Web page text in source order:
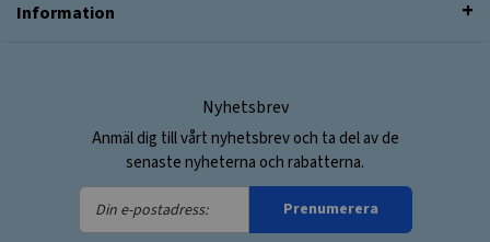
Information
Nyhetsbrev
Anmäl dig till vårt nyhetsbrev och ta del av de
senaste nyheterna och rabatterna.
Din
e-
Prenumerera